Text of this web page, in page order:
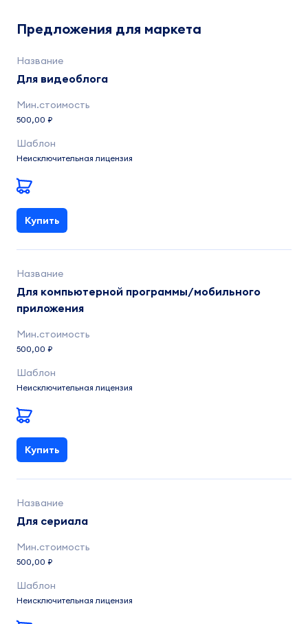
Предложения для маркета
Для видеоблога
500,00 ₽
Неисключительная лицензия
Купить
Для компьютерной программы/мобильного
приложения
500,00 ₽
Неисключительная лицензия
Купить
Для сериала
500,00 ₽
Неисключительная лицензия